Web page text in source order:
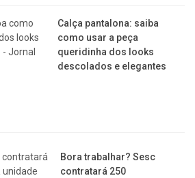
Calça pantalona: saiba
como usar a peça
queridinha dos looks
descolados e elegantes
Bora trabalhar? Sesc
contratará 250